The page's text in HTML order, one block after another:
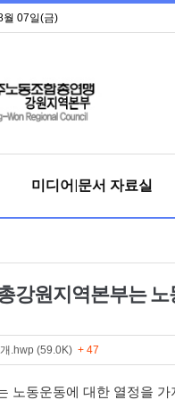
월 07일(금)
미디어|문서 자료실
강원지역본부는
.hwp (59.0K) + 47
노동운동에 대한 열정을